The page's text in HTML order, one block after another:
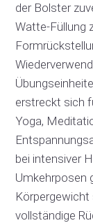
der Bolster
Watte-Füllung
erstreckt sich
Yoga,
bei intensiver
Umkehrposen
Körpergewicht
vollständige